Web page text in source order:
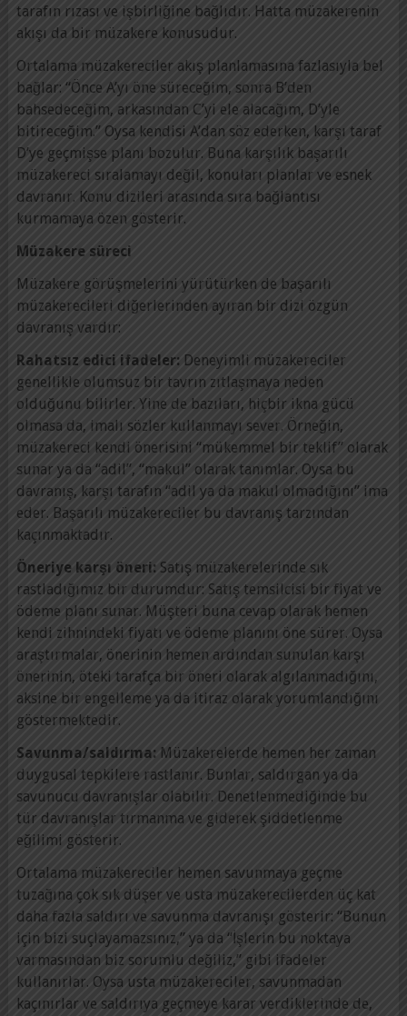
tarafın rızası ve işbirliğine bağlıdır. Hatta müzakerenin
akışı da bir müzakere konusudur.
Ortalama müzakereciler akış planlamasına fazlasıyla bel
bağlar: “Önce A’yı öne süreceğim, sonra B’den
bahsedeceğim, arkasından C’yi ele alacağım, D’yle
bitireceğim.” Oysa kendisi A’dan söz ederken, karşı taraf
D’ye geçmişse planı bozulur. Buna karşılık başarılı
müzakereci sıralamayı değil, konuları planlar ve esnek
davranır. Konu dizileri arasında sıra bağlantısı
kurmamaya özen gösterir.
Müzakere süreci
Müzakere görüşmelerini yürütürken de başarılı
müzakerecileri diğerlerinden ayıran bir dizi özgün
davranış vardır:
Rahatsız edici ifadeler: Deneyimli müzakereciler
genellikle olumsuz bir tavrın zıtlaşmaya neden
olduğunu bilirler. Yine de bazıları, hiçbir ikna gücü
olmasa da, imalı sözler kullanmayı sever. Örneğin,
müzakereci kendi önerisini “mükemmel bir teklif” olarak
sunar ya da “adil”, “makul” olarak tanımlar. Oysa bu
davranış, karşı tarafın “adil ya da makul olmadığını” ima
eder. Başarılı müzakereciler bu davranış tarzından
kaçınmaktadır.
Öneriye karşı öneri: Satış müzakerelerinde sık
rastladığımız bir durumdur: Satış temsilcisi bir fiyat ve
ödeme planı sunar. Müşteri buna cevap olarak hemen
kendi zihnindeki fiyatı ve ödeme planını öne sürer. Oysa
araştırmalar, önerinin hemen ardından sunulan karşı
önerinin, öteki tarafça bir öneri olarak algılanmadığını,
aksine bir engelleme ya da itiraz olarak yorumlandığını
göstermektedir.
Savunma/saldırma: Müzakerelerde hemen her zaman
duygusal tepkilere rastlanır. Bunlar, saldırgan ya da
savunucu davranışlar olabilir. Denetlenmediğinde bu
tür davranışlar tırmanma ve giderek şiddetlenme
eğilimi gösterir.
Ortalama müzakereciler hemen savunmaya geçme
tuzağına çok sık düşer ve usta müzakerecilerden üç kat
daha fazla saldırı ve savunma davranışı gösterir: “Bunun
için bizi suçlayamazsınız,” ya da “İşlerin bu noktaya
varmasından biz sorumlu değiliz,” gibi ifadeler
kullanırlar. Oysa usta müzakereciler, savunmadan
kaçınırlar ve saldırıya geçmeye karar verdiklerinde de,